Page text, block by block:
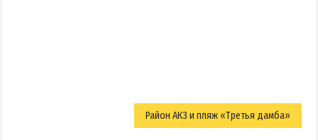
Район АКЗ и пляж «Третья дамба»